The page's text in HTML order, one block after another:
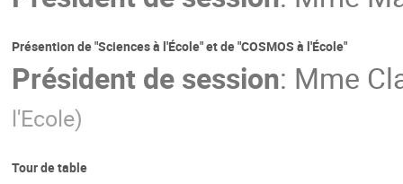
Présention de "Sciences à l'École" et de "COSMOS à l'École"
Président de session: Mme
l'Ecole)
Tour de table